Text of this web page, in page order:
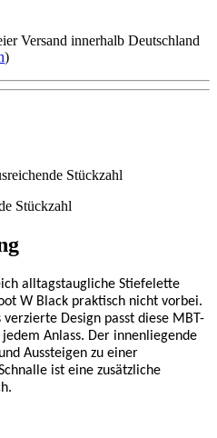
Versand innerhalb Deutschland
)
Stückzahl
alltagstaugliche Stiefelette
W Black praktisch nicht vorbei.
Design passt diese MBT-
Anlass. Der innenliegende
Aussteigen zu einer
ist eine zusätzliche